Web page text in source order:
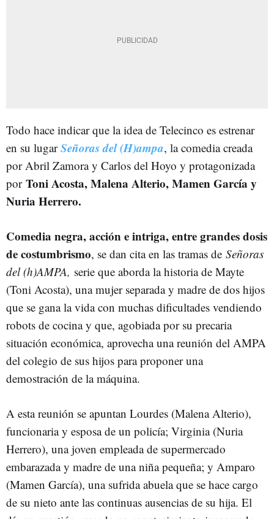
Todo hace indicar que la idea de Telecinco es estrenar
en su lugarSeñoras del (H)ampa, la comedia creada
por Abril Zamora y Carlos del Hoyo y protagonizada
por Toni Acosta, Malena Alterio, Mamen García y
Nuria Herrero.
Comedia negra, acción e intriga, entre grandes dosis
de costumbrismo, se dan cita en las tramas de Señoras
del (h)AMPA, serie que aborda la historia de Mayte
(Toni Acosta), una mujer separada y madre de dos hijos
que se gana la vida con muchas dificultades vendiendo
robots de cocina y que, agobiada por su precaria
situación económica, aprovecha una reunión del AMPA
del colegio de sus hijos para proponer una
demostración de la máquina.
A esta reunión se apuntan Lourdes (Malena Alterio),
funcionaria y esposa de un policía; Virginia (Nuria
Herrero), una joven empleada de supermercado
embarazada y madre de una niña pequeña; y Amparo
(Mamen García), una sufrida abuela que se hace cargo
de su nieto ante las continuas ausencias de su hija. El